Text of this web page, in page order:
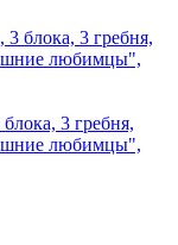
3 гребня,
любимцы",